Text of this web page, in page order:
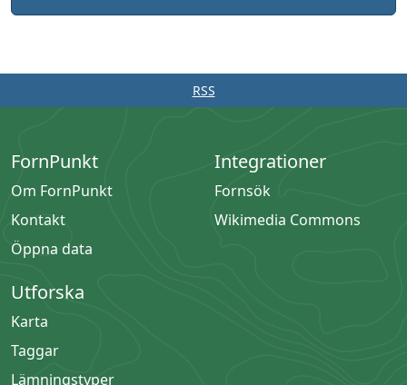
RSS
FornPunkt
Om FornPunkt
Kontakt
Öppna data
Integrationer
Fornsök
Wikimedia Commons
Utforska
Karta
Taggar
Lämningstyper